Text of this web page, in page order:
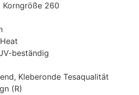
260
beständig
Kleberonde Tesaqualität
(R)